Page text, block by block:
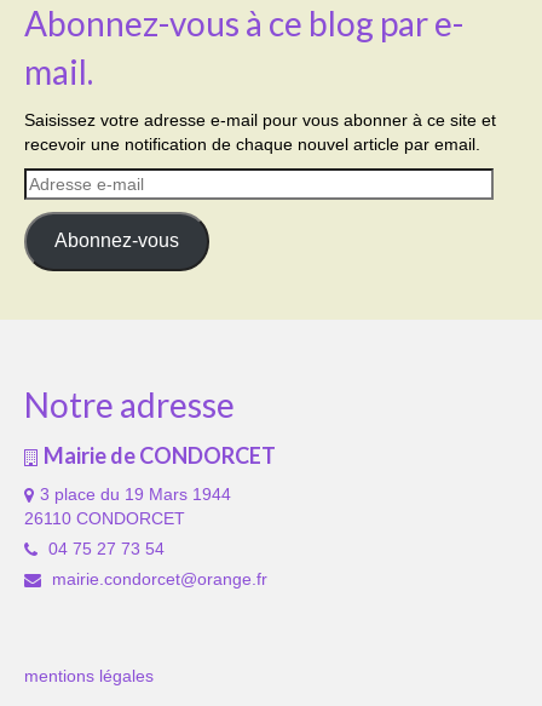
Abonnez-vous à ce blog par e-
mail.
Saisissez votre adresse e-mail pour vous abonner à ce site et
recevoir une notification de chaque nouvel article par email.
Adresse
e-
mail
Abonnez-vous
Notre adresse
Mairie de CONDORCET
3 place du 19 Mars 1944
26110 CONDORCET
04 75 27 73 54
mairie.condorcet@orange.fr
mentions légales